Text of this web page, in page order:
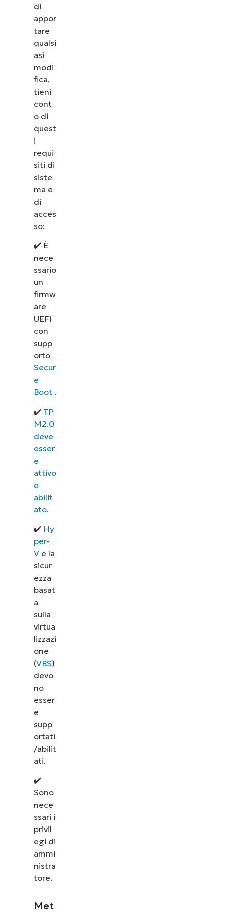
di
appor
tare
qualsi
asi
modi
fica,
tieni
cont
o di
quest
i
requi
siti di
siste
ma e
di
acces
so:
✔️ È
nece
ssario
un
firmw
are
UEFI
con
supp
orto
Secur
e
Boot .
✔️ TP
M2.0
deve
esser
e
attivo
e
abilit
ato.
✔️ Hy
per-
Ve la
sicur
ezza
basat
a
sulla
virtua
lizzazi
one
(VBS)
devo
no
esser
e
supp
ortati
/abilit
ati.
✔️
Sono
nece
ssari i
privil
egi di
ammi
nistra
tore.
Met